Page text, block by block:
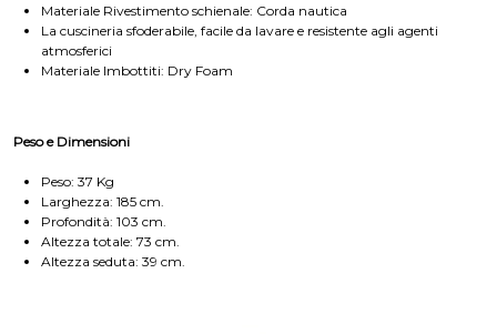
Materiale Rivestimento schienale: Corda nautica
La cuscineria sfoderabile, facile da lavare e resistente agli agenti
atmosferici
Materiale Imbottiti: Dry Foam
Peso e Dimensioni
Peso: 37 Kg
Larghezza: 185 cm.
Profondità: 103 cm.
Altezza totale: 73 cm.
Altezza seduta: 39 cm.